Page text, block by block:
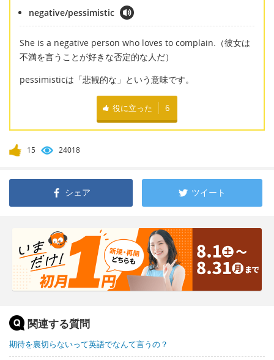
negative/pessimistic
She is a negative person who loves to complain.（彼女は
不満を言うことが好きな否定的な人だ）
pessimisticは「悲観的な」という意味です。
役に立った 6
15 24018
シェア ツイート
関連する質問
期待を裏切らないって英語でなんて言うの？